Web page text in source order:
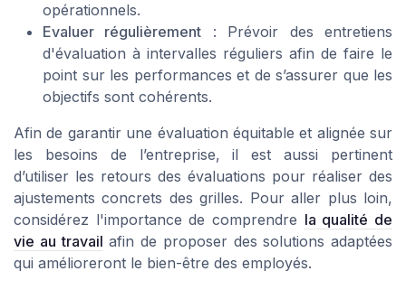
opérationnels.
Evaluer régulièrement : Prévoir desentretiens
d'évaluation à intervalles réguliers afin de faire le
point sur les performances et de s’assurer que les
objectifs sont cohérents.
Afin de garantir une évaluation équitable et alignée sur
les besoins de l’entreprise, il est aussi pertinent
d’utiliser les retours des évaluations pour réaliser des
ajustements concrets des grilles. Pour aller plus loin,
considérez l'importance de comprendre la qualité de
vie au travail afin de proposer des solutions adaptées
qui amélioreront le bien-être des employés.